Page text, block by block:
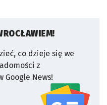
co dzieje się we
z
Google News!